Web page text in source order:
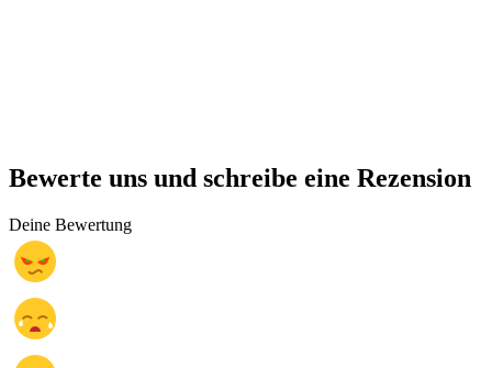
Bewerte uns und schreibe eine Rezension
Deine Bewertung